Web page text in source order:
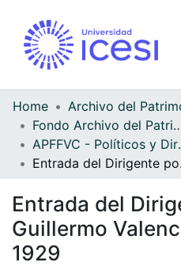
Home
Fondo Archivo del Patrimonio
Entrada del
Guillermo
1929